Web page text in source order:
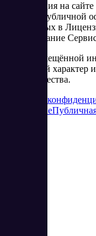
Информация на
является публичной
изложенных в
использование
Часть размещённой
рекламный характер
сотрудничества.
Политика
соглашение